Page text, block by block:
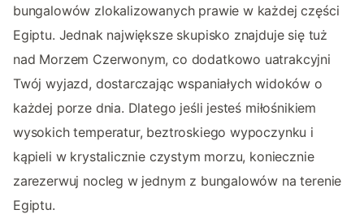
bungalowów zlokalizowanych prawie w każdej części
Egiptu. Jednak największe skupisko znajduje się tuż
nad Morzem Czerwonym, co dodatkowo uatrakcyjni
Twój wyjazd, dostarczając wspaniałych widoków o
każdej porze dnia. Dlatego jeśli jesteś miłośnikiem
wysokich temperatur, beztroskiego wypoczynku i
kąpieli w krystalicznie czystym morzu, koniecznie
zarezerwuj nocleg w jednym z bungalowów na terenie
Egiptu.